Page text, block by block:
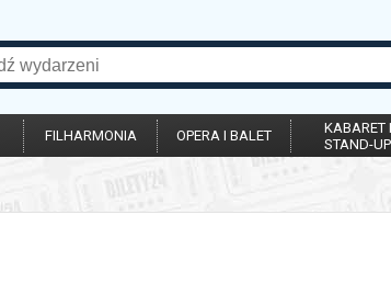
FILHARMONIA OPERA I BALET
KABARET I
STAND-UP